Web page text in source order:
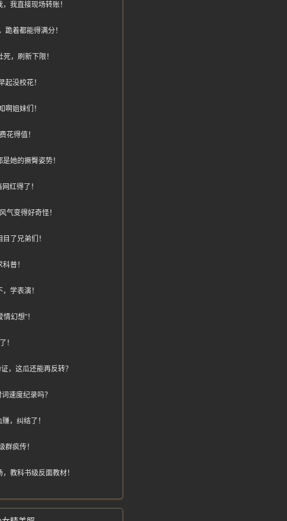
我直接现场转账！
着都能得满分！
，刷新下限！
没校花！
啊姐妹们！
花得值！
她的撅臀姿势！
红得了！
气变得好奇怪！
了兄弟们！
普！
学表演！
幻想”！
！
，这瓜还能再反转？
速度纪录吗？
，纠结了！
群疯传！
教科书级反面教材！